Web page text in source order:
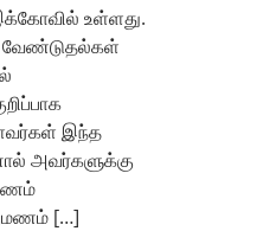
உள்ளது.
வேண்டுதல்கள்
இந்த
அவர்களுக்கு
[…]